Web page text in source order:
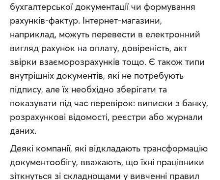
бухгалтерської документації чи формування
рахунків-фактур. Інтернет-магазини,
наприклад, можуть перевести в електронний
вигляд рахунок на оплату, довіреність, акт
звірки взаєморозрахунків тощо. Є також типи
внутрішніх документів, які не потребують
підпису, але їх необхідно зберігати та
показувати під час перевірок: виписки з банку,
розрахункові відомості, реєстри або журнали
даних.
Деякі компанії, які відкладають трансформацію
документообігу, вважають, що їхні працівники
зіткнуться зі складнощами у вивченні правил